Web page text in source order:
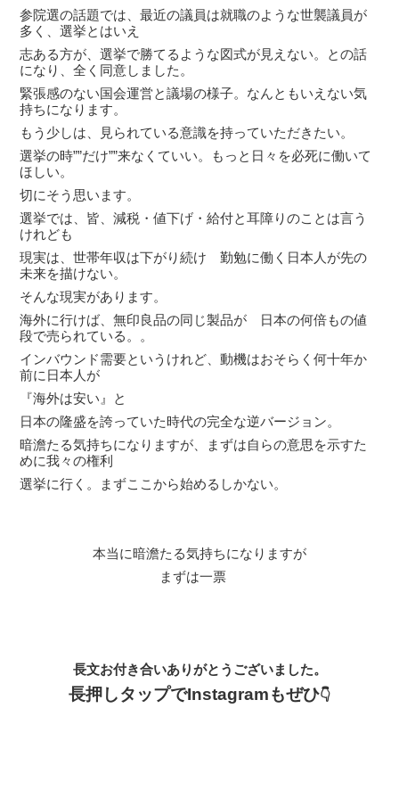
参院選の話題では、最近の議員は就職のような世襲議員が
多く、選挙とはいえ
志ある方が、選挙で勝てるような図式が見えない。との話
になり、全く同意しました。
緊張感のない国会運営と議場の様子。なんともいえない気
持ちになります。
もう少しは、見られている意識を持っていただきたい。
選挙の時””だけ””来なくていい。もっと日々を必死に働いて
ほしい。
切にそう思います。
選挙では、皆、減税・値下げ・給付と耳障りのことは言う
けれども
現実は、世帯年収は下がり続け 勤勉に働く日本人が先の
未来を描けない。
そんな現実があります。
海外に行けば、無印良品の同じ製品が 日本の何倍もの値
段で売られている。。
インバウンド需要というけれど、動機はおそらく何十年か
前に日本人が
『海外は安い』と
日本の隆盛を誇っていた時代の完全な逆バージョン。
暗澹たる気持ちになりますが、まずは自らの意思を示すた
めに我々の権利
選挙に行く。まずここから始めるしかない。
本当に暗澹たる気持ちになりますが
まずは一票
長文お付き合いありがとうございました。
長押しタップでInstagramもぜひ👇